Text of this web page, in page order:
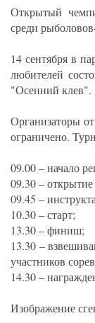
Открытый
среди
14 сентября в
любителей
"Осенний клев".
Организаторы
ограничено.
09.00 – начало
09.30 –
09.45 –
10.30 – старт;
13.30 – финиш;
13.30 –
участников
14.30 –
Изображение